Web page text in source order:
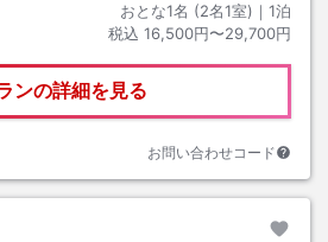
おとな1名 (2名1室)｜ 1泊
税込 16,500円〜29,700円
ンの詳細を見る
お問い合わせコード